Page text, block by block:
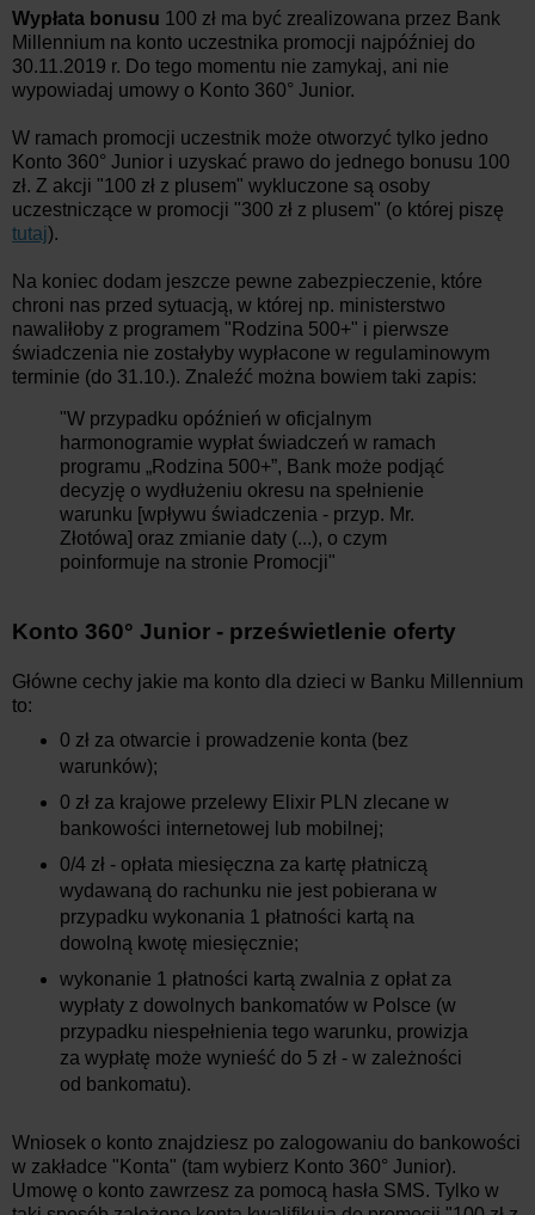
Wypłata bonusu 100 zł ma być zrealizowana przez Bank
Millennium na konto uczestnika promocji najpóźniej do
30.11.2019 r. Do tego momentu nie zamykaj, ani nie
wypowiadaj umowy o Konto 360° Junior.
W ramach promocji uczestnik może otworzyć tylko jedno
Konto 360° Junior i uzyskać prawo do jednego bonusu 100
zł. Z akcji "100 zł z plusem" wykluczone są osoby
uczestniczące w promocji "300 zł z plusem" (o której piszę
tutaj).
Na koniec dodam jeszcze pewne zabezpieczenie, które
chroni nas przed sytuacją, w której np. ministerstwo
nawaliłoby z programem "Rodzina 500+" i pierwsze
świadczenia nie zostałyby wypłacone w regulaminowym
terminie (do 31.10.). Znaleźć można bowiem taki zapis:
"W przypadku opóźnień w oficjalnym
harmonogramie wypłat świadczeń w ramach
programu „Rodzina 500+”, Bank może podjąć
decyzję o wydłużeniu okresu na spełnienie
warunku [wpływu świadczenia - przyp. Mr.
Złotówa] oraz zmianie daty (...), o czym
poinformuje na stronie Promocji"
Konto 360° Junior - prześwietlenie oferty
Główne cechy jakie ma konto dla dzieci w Banku Millennium
to:
0 zł za otwarcie i prowadzenie konta (bez
warunków);
0 zł za krajowe przelewy Elixir PLN zlecane w
bankowości internetowej lub mobilnej;
0/4 zł - opłata miesięczna za kartę płatniczą
wydawaną do rachunku nie jest pobierana w
przypadku wykonania 1 płatności kartą na
dowolną kwotę miesięcznie;
wykonanie 1 płatności kartą zwalnia z opłat za
wypłaty z dowolnych bankomatów w Polsce (w
przypadku niespełnienia tego warunku, prowizja
za wypłatę może wynieść do 5 zł - w zależności
od bankomatu).
Wniosek o konto znajdziesz po zalogowaniu do bankowości
w zakładce "Konta" (tam wybierz Konto 360° Junior).
Umowę o konto zawrzesz za pomocą hasła SMS. Tylko w